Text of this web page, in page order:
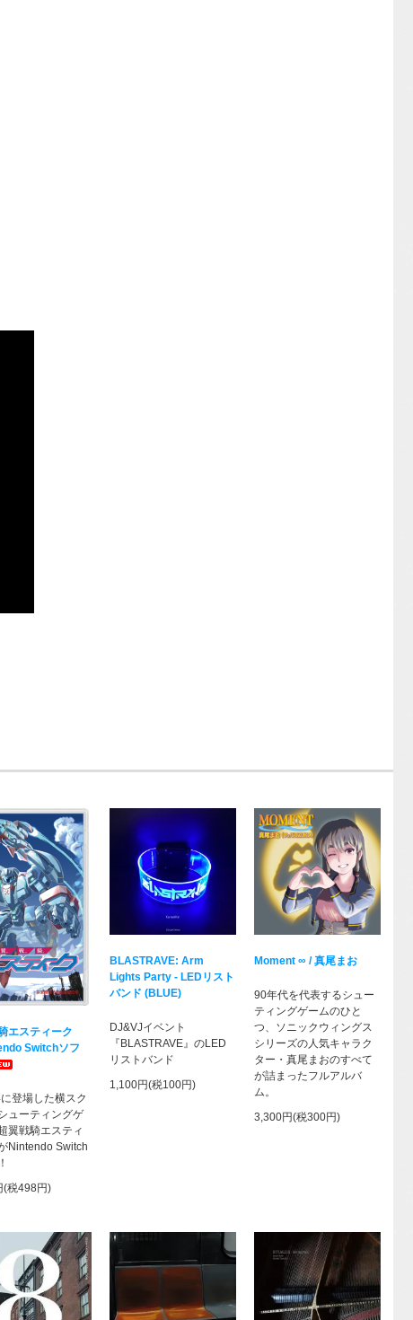
エスティーク
Switchソフ
登場した横スク
ューティングゲ
翼戦騎エスティ
Nintendo Switch
(税498円)
BLASTRAVE: Arm
Lights Party - LEDリスト
バンド (BLUE)
DJ&VJイベント
『BLASTRAVE』のLED
リストバンド
1,100円(税100円)
Moment ∞ / 真尾まお
90年代を代表するシュー
ティングゲームのひと
つ、ソニックウィングス
シリーズの人気キャラク
ター・真尾まおのすべて
が詰まったフルアルバ
ム。
3,300円(税300円)